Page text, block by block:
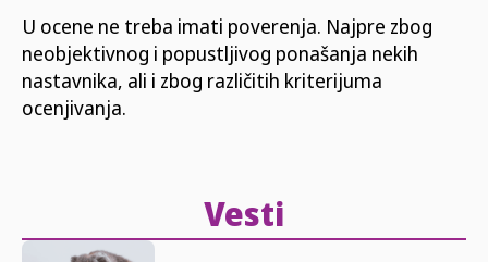
U ocene ne treba imati poverenja. Najpre zbog
neobjektivnog i popustljivog ponašanja nekih
nastavnika, ali i zbog različitih kriterijuma
ocenjivanja.
Vesti